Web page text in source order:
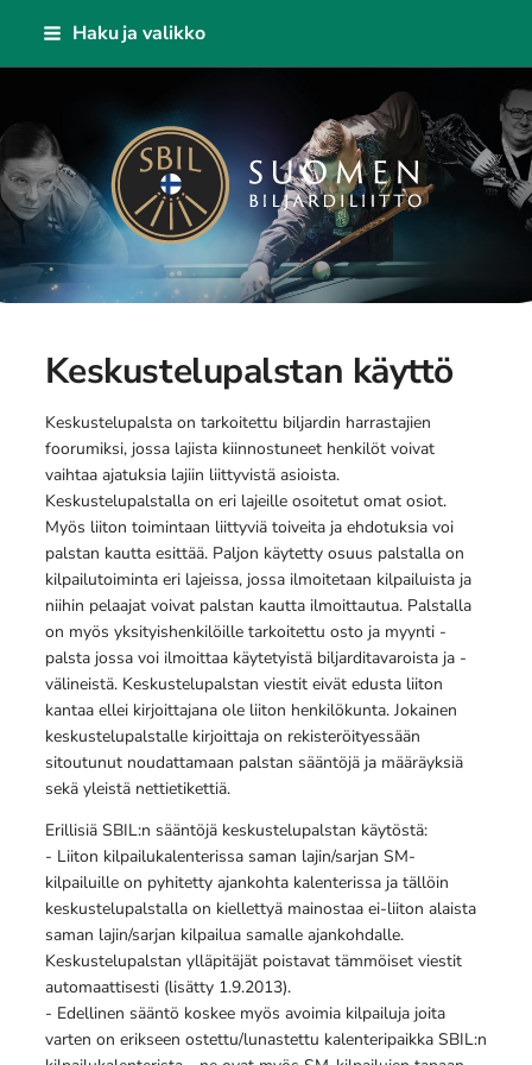
Siirry
Haku ja valikko
Suomen Biljardiliitto ry
Keskustelupalstan käyttö
Keskustelupalsta on tarkoitettu biljardin harrastajien
foorumiksi, jossa lajista kiinnostuneet henkilöt voivat
vaihtaa ajatuksia lajiin liittyvistä asioista.
Keskustelupalstalla on eri lajeille osoitetut omat osiot.
Myös liiton toimintaan liittyviä toiveita ja ehdotuksia voi
palstan kautta esittää. Paljon käytetty osuus palstalla on
kilpailutoiminta eri lajeissa, jossa ilmoitetaan kilpailuista ja
niihin pelaajat voivat palstan kautta ilmoittautua. Palstalla
on myös yksityishenkilöille tarkoitettu osto ja myynti -
palsta jossa voi ilmoittaa käytetyistä biljarditavaroista ja -
välineistä. Keskustelupalstan viestit eivät edusta liiton
kantaa ellei kirjoittajana ole liiton henkilökunta. Jokainen
keskustelupalstalle kirjoittaja on rekisteröityessään
sitoutunut noudattamaan palstan sääntöjä ja määräyksiä
sekä yleistä nettietikettiä.
Erillisiä SBIL:n sääntöjä keskustelupalstan käytöstä:
- Liiton kilpailukalenterissa saman lajin/sarjan SM-
kilpailuille on pyhitetty ajankohta kalenterissa ja tällöin
keskustelupalstalla on kiellettyä mainostaa ei-liiton alaista
saman lajin/sarjan kilpailua samalle ajankohdalle.
Keskustelupalstan ylläpitäjät poistavat tämmöiset viestit
automaattisesti (lisätty 1.9.2013).
- Edellinen sääntö koskee myös avoimia kilpailuja joita
varten on erikseen ostettu/lunastettu kalenteripaikka SBIL:n